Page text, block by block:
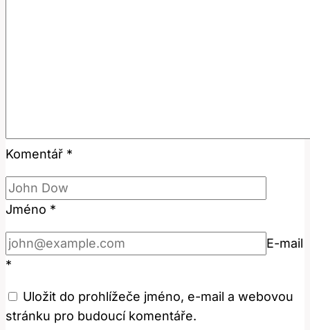
Komentář *
Jméno *
E-mail
*
Uložit do prohlížeče jméno, e-mail a webovou
stránku pro budoucí komentáře.